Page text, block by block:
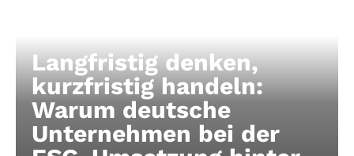
Langfristig denken,
kurzfristig handeln:
Warum deutsche
Unternehmen bei der